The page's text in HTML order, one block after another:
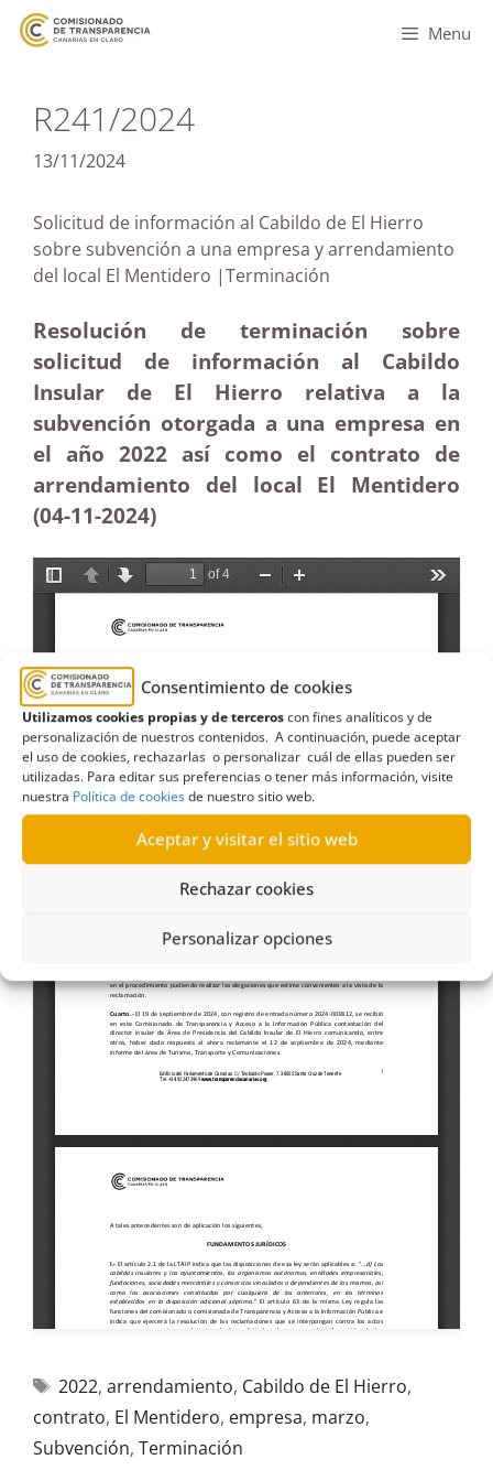
Consentimiento de cookies
Utilizamos cookies propias y de terceroscon fines analíticos y de
personalización de nuestros contenidos. A continuación, puede aceptar
el uso de cookies, rechazarlas o personalizar cuál de ellas pueden ser
utilizadas. Para editar sus preferencias o tener más información, visite
nuestra Política de cookiesde nuestro sitio web.
Aceptar y visitar el sitio web
Rechazar cookies
Personalizar opciones
Menu
R241/2024
13/11/2024
Solicitud de información al Cabildo de El Hierro
sobre subvención a una empresa y arrendamiento
del local El Mentidero |Terminación
Resolución de terminación sobre
solicitud de información al Cabildo
Insular de El Hierro relativa a la
subvención otorgada a una empresa en
el año 2022 así como el contrato de
arrendamiento del local El Mentidero
(04-11-2024)
2022, arrendamiento, Cabildo de El Hierro,
contrato, El Mentidero, empresa, marzo,
Subvención, Terminación